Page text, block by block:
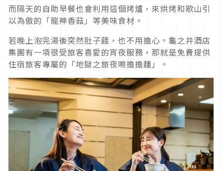
而隔天的自助早餐也會利用這個烤爐，來烘烤和歌山引
以為傲的「龍神香菇」等美味食材。
若晚上泡完湯後突然肚子餓，也不用擔心。龜之井酒店
集團有一項很受旅客喜愛的宵夜服務，那就是免費提供
住宿旅客專屬的「地獄之旅夜鳴擔擔麵」。